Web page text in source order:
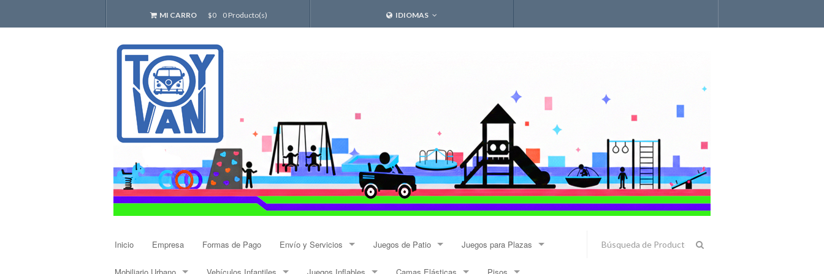
MI CARRO $0 0 Producto(s) IDIOMAS
Inicio Empresa Formas de Pago Envío y Servicios Juegos de Patio Juegos para Plazas